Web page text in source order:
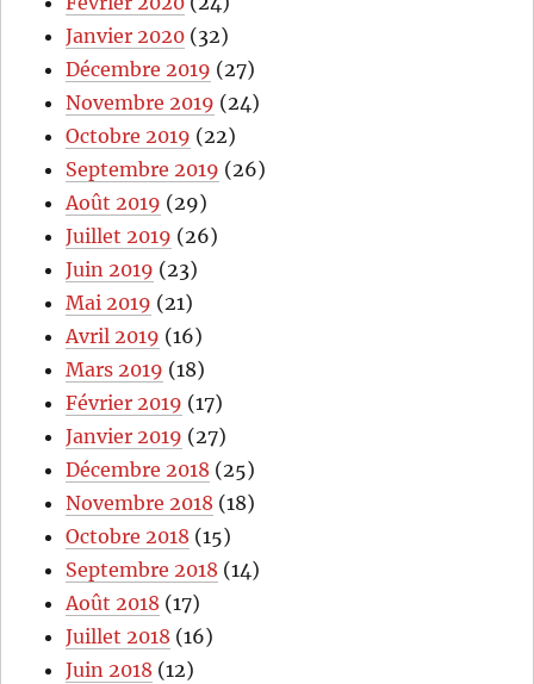
Janvier 2020 (32)
Décembre 2019 (27)
Novembre 2019 (24)
Octobre 2019 (22)
Septembre 2019 (26)
Août 2019 (29)
Juillet 2019 (26)
Juin 2019 (23)
Mai 2019 (21)
Avril 2019 (16)
Mars 2019 (18)
Février 2019 (17)
Janvier 2019 (27)
Décembre 2018 (25)
Novembre 2018 (18)
Octobre 2018 (15)
Septembre 2018 (14)
Août 2018 (17)
Juillet 2018 (16)
Juin 2018 (12)